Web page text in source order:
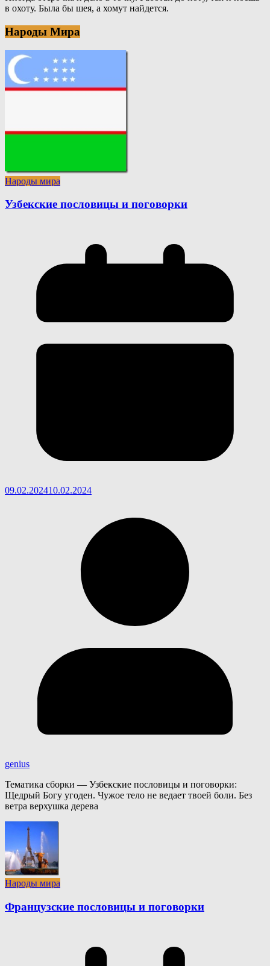
в охоту. Была бы шея, а хомут найдется.
Народы Мира
Народы мира
Узбекские пословицы и поговорки
09.02.202410.02.2024
genius
Тематика сборки — Узбекские пословицы и поговорки:
Щедрый Богу угоден. Чужое тело не ведает твоей боли. Без
ветра верхушка дерева
Народы мира
Французские пословицы и поговорки